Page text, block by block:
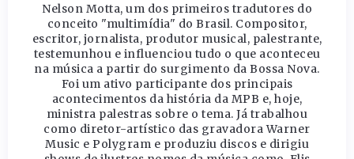
Nelson Motta, um dos primeiros tradutores do
conceito "multimídia" do Brasil. Compositor,
escritor, jornalista, produtor musical, palestrante,
testemunhou e influenciou tudo o que aconteceu
na música a partir do surgimento da Bossa Nova.
Foi um ativo participante dos principais
acontecimentos da história da MPB e, hoje,
ministra palestras sobre o tema. Já trabalhou
como diretor-artístico das gravadora Warner
Music e Polygram e produziu discos e dirigiu